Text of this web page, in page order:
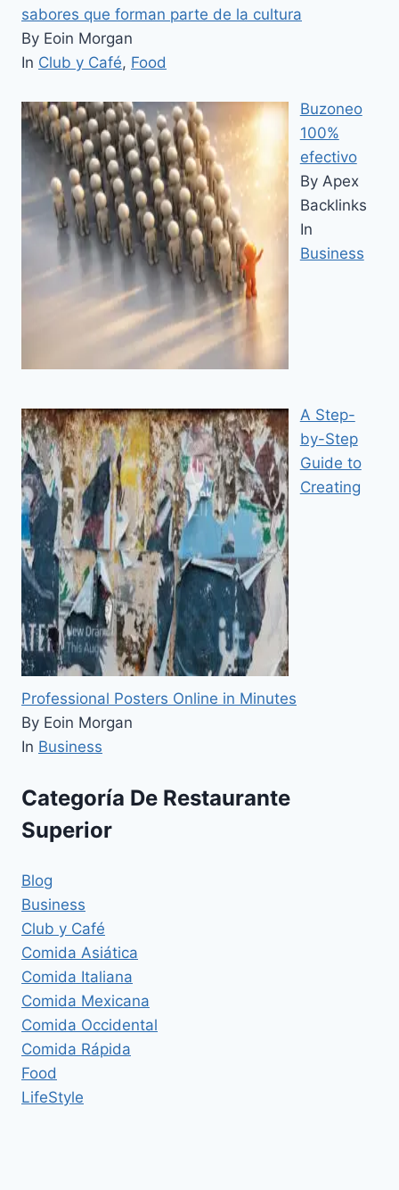
sabores que forman parte de la cultura
By Eoin Morgan
In Club y Café, Food
Buzoneo
100%
efectivo
By Apex
Backlinks
In
Business
A Step-
by-Step
Guide to
Creating
Professional Posters Online in Minutes
By Eoin Morgan
In Business
Categoría De Restaurante
Superior
Blog
Business
Club y Café
Comida Asiática
Comida Italiana
Comida Mexicana
Comida Occidental
Comida Rápida
Food
LifeStyle